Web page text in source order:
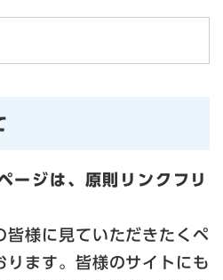
ージは、原則リンクフリ
皆様に見ていただきたくペ
ります。皆様のサイトにも